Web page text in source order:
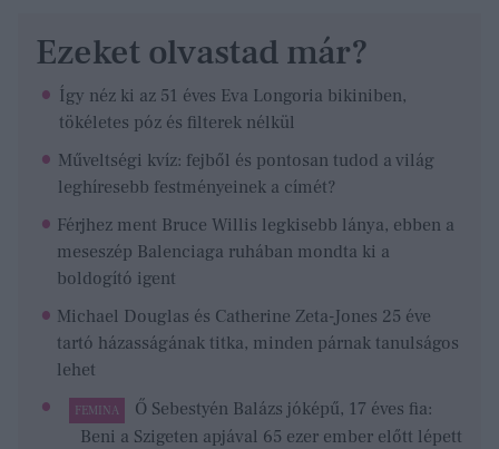
Ezeket olvastad már?
Így néz ki az 51 éves Eva Longoria bikiniben,
tökéletes póz és filterek nélkül
Műveltségi kvíz: fejből és pontosan tudod a világ
leghíresebb festményeinek a címét?
Férjhez ment Bruce Willis legkisebb lánya, ebben a
meseszép Balenciaga ruhában mondta ki a
boldogító igent
Michael Douglas és Catherine Zeta-Jones 25 éve
tartó házasságának titka, minden párnak tanulságos
lehet
FEMINA
Ő Sebestyén Balázs jóképű, 17 éves fia:
Beni a Szigeten apjával 65 ezer ember előtt lépett